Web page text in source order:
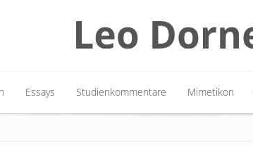
Essays Studienkommentare Mimetikon